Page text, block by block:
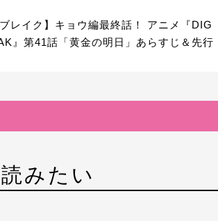
レイク】キョウ編最終話！ アニメ『DIG
』第41話「黄金の明日」あらすじ＆先行
みたい